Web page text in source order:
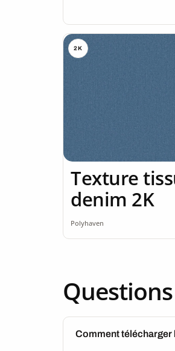
2K
Texture
denim 2K
Polyhaven
Comment télécharger